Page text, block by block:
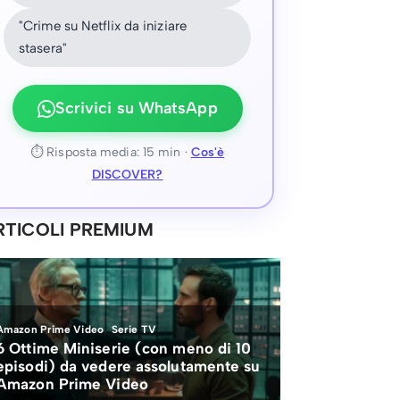
"Crime su Netflix da iniziare
stasera"
Scrivici su WhatsApp
⏱ Risposta media: 15 min · Cos'è
DISCOVER?
PREMIUM